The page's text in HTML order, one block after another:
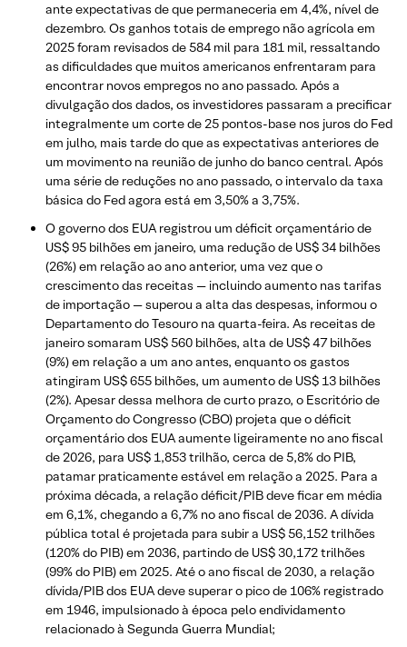
ante expectativas de que permaneceria em 4,4%, nível de
dezembro. Os ganhos totais de emprego não agrícola em
2025 foram revisados de 584 mil para 181 mil, ressaltando
as dificuldades que muitos americanos enfrentaram para
encontrar novos empregos no ano passado. Após a
divulgação dos dados, os investidores passaram a precificar
integralmente um corte de 25 pontos-base nos juros do Fed
em julho, mais tarde do que as expectativas anteriores de
um movimento na reunião de junho do banco central. Após
uma série de reduções no ano passado, o intervalo da taxa
básica do Fed agora está em 3,50% a 3,75%.
O governo dos EUA registrou um déficit orçamentário de
US$ 95 bilhões em janeiro, uma redução de US$ 34 bilhões
(26%) em relação ao ano anterior, uma vez que o
crescimento das receitas — incluindo aumento nas tarifas
de importação — superou a alta das despesas, informou o
Departamento do Tesouro na quarta-feira. As receitas de
janeiro somaram US$ 560 bilhões, alta de US$ 47 bilhões
(9%) em relação a um ano antes, enquanto os gastos
atingiram US$ 655 bilhões, um aumento de US$ 13 bilhões
(2%). Apesar dessa melhora de curto prazo, o Escritório de
Orçamento do Congresso (CBO) projeta que o déficit
orçamentário dos EUA aumente ligeiramente no ano fiscal
de 2026, para US$ 1,853 trilhão, cerca de 5,8% do PIB,
patamar praticamente estável em relação a 2025. Para a
próxima década, a relação déficit/PIB deve ficar em média
em 6,1%, chegando a 6,7% no ano fiscal de 2036. A dívida
pública total é projetada para subir a US$ 56,152 trilhões
(120% do PIB) em 2036, partindo de US$ 30,172 trilhões
(99% do PIB) em 2025. Até o ano fiscal de 2030, a relação
dívida/PIB dos EUA deve superar o pico de 106% registrado
em 1946, impulsionado à época pelo endividamento
relacionado à Segunda Guerra Mundial;